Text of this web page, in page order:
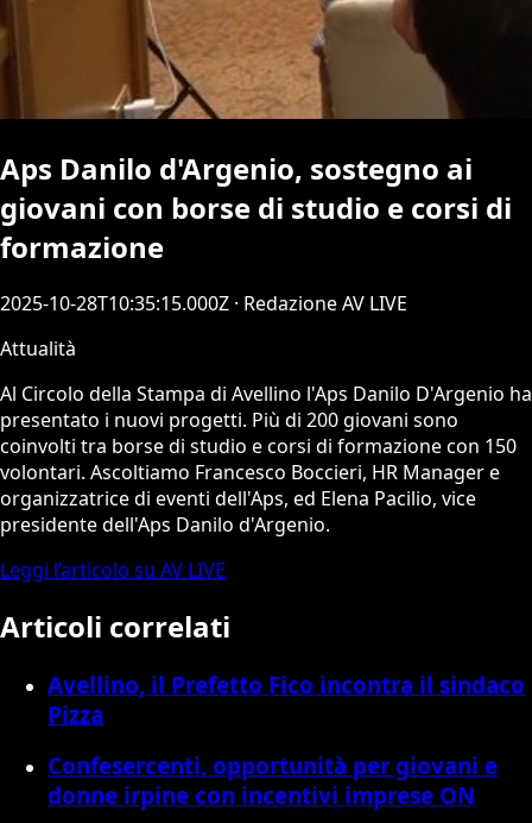
Aps Danilo d'Argenio, sostegno ai
giovani con borse di studio e corsi di
formazione
2025-10-28T10:35:15.000Z · Redazione AV LIVE
Attualità
Al Circolo della Stampa di Avellino l'Aps Danilo D'Argenio ha
presentato i nuovi progetti. Più di 200 giovani sono
coinvolti tra borse di studio e corsi di formazione con 150
volontari. Ascoltiamo Francesco Boccieri, HR Manager e
organizzatrice di eventi dell'Aps, ed Elena Pacilio, vice
presidente dell'Aps Danilo d'Argenio.
Leggi l’articolo su AV LIVE
Articoli correlati
Avellino, il Prefetto Fico incontra il sindaco
Pizza
Confesercenti, opportunità per giovani e
donne irpine con incentivi imprese ON